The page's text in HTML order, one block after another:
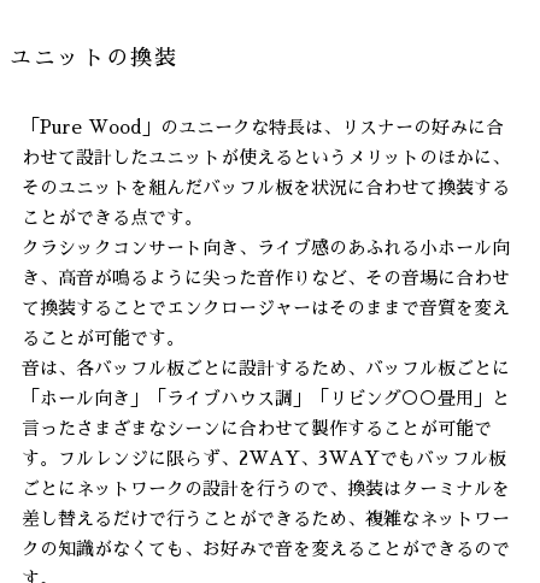
ユニットの換装
「Pure Wood」のユニークな特長は、リスナーの好みに合
わせて設計したユニットが使えるというメリットのほかに、
そのユニットを組んだバッフル板を状況に合わせて換装する
ことができる点です。
クラシックコンサート向き、ライブ感のあふれる小ホール向
き、高音が鳴るように尖った音作りなど、その音場に合わせ
て換装することでエンクロージャーはそのままで音質を変え
ることが可能です。
音は、各バッフル板ごとに設計するため、バッフル板ごとに
「ホール向き」「ライブハウス調」「リビング○○畳用」と
言ったさまざまなシーンに合わせて製作することが可能で
す。フルレンジに限らず、2WAY、3WAYでもバッフル板
ごとにネットワークの設計を行うので、換装はターミナルを
差し替えるだけで行うことができるため、複雑なネットワー
クの知識がなくても、お好みで音を変えることができるので
す。